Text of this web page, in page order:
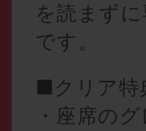
を読まず
です。
■クリア特
・座席の